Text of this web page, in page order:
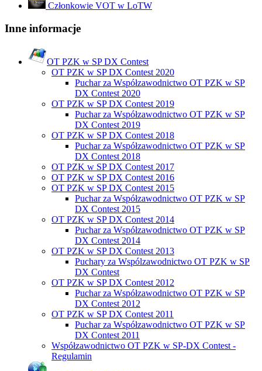
Członkowie VOT w LoTW
Inne informacje
OT PZK w SP DX Contest
OT PZK w SP DX Contest 2020
Puchar za Współzawodnictwo OT PZK w SP
DX Contest 2020
OT PZK w SP DX Contest 2019
Puchar za Współzawodnictwo OT PZK w SP
DX Contest 2019
OT PZK w SP DX Contest 2018
Puchar za Współzawodnictwo OT PZK w SP
DX Contest 2018
OT PZK w SP DX Contest 2017
OT PZK w SP DX Contest 2016
OT PZK w SP DX Contest 2015
Puchar za Współzawodnictwo OT PZK w SP
DX Contest 2015
OT PZK w SP DX Contest 2014
Puchar za Współzawodnictwo OT PZK w SP
DX Contest 2014
OT PZK w SP DX Contest 2013
Puchary za Wspólzawodnictwo OT PZK w SP
DX Contest
OT PZK w SP DX Contest 2012
Puchar za Współzawodnictwo OT PZK w SP
DX Contest 2012
OT PZK w SP DX Contest 2011
Puchar za Współzawodnictwo OT PZK w SP
DX Contest 2011
Współzawodnictwo OT PZK w SP-DX Contest -
Regulamin